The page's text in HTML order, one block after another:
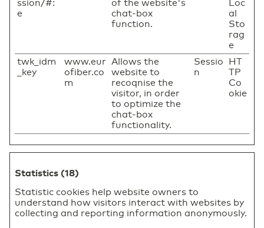
ssion/#:
e
of the website's
chat-box
function.
Loc
al
Sto
rag
e
twk_idm
_key
www.eur
ofiber.co
m
Allows the
website to
recoqnise the
visitor, in order
to optimize the
chat-box
functionality.
Sessio
n
HT
TP
Co
okie
Statistics (18)
Statistic cookies help website owners to
understand how visitors interact with websites by
collecting and reporting information anonymously.